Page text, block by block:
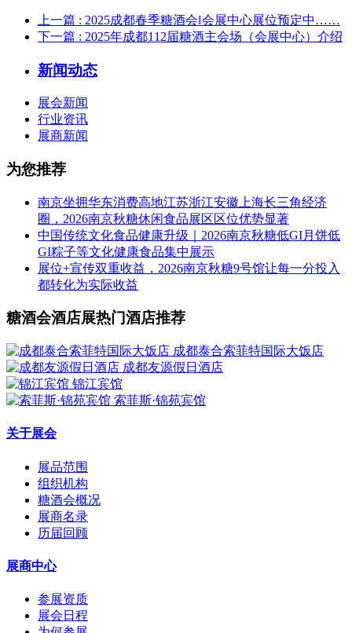
上一篇 : 2025成都春季糖酒会‖会展中心展位预定中……
下一篇 : 2025年成都112届糖酒主会场（会展中心）介绍
新闻动态
展会新闻
行业资讯
展商新闻
为您推荐
南京坐拥华东消费高地江苏浙江安徽上海长三角经济
圈，2026南京秋糖休闲食品展区区位优势显著
中国传统文化食品健康升级｜2026南京秋糖低GI月饼低
GI粽子等文化健康食品集中展示
展位+宣传双重收益，2026南京秋糖9号馆让每一分投入
都转化为实际收益
糖酒会酒店展热门酒店推荐
成都泰合索菲特国际大饭店
成都友源假日酒店
锦江宾馆
索菲斯·锦苑宾馆
关于展会
展品范围
组织机构
糖酒会概况
展商名录
历届回顾
展商中心
参展资质
展会日程